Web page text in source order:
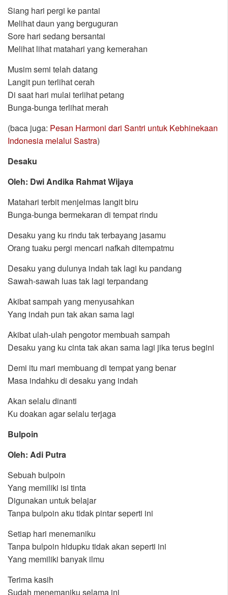
Siang hari pergi ke pantai
Melihat daun yang berguguran
Sore hari sedang bersantai
Melihat lihat matahari yang kemerahan
Musim semi telah datang
Langit pun terlihat cerah
Di saat hari mulai terlihat petang
Bunga-bunga terlihat merah
(baca juga: Pesan Harmoni dari Santri untuk Kebhinekaan
Indonesia melalui Sastra)
Desaku
Oleh: Dwi Andika Rahmat Wijaya
Matahari terbit menjelmas langit biru
Bunga-bunga bermekaran di tempat rindu
Desaku yang ku rindu tak terbayang jasamu
Orang tuaku pergi mencari nafkah ditempatmu
Desaku yang dulunya indah tak lagi ku pandang
Sawah-sawah luas tak lagi terpandang
Akibat sampah yang menyusahkan
Yang indah pun tak akan sama lagi
Akibat ulah-ulah pengotor membuah sampah
Desaku yang ku cinta tak akan sama lagi jika terus begini
Demi itu mari membuang di tempat yang benar
Masa indahku di desaku yang indah
Akan selalu dinanti
Ku doakan agar selalu terjaga
Bulpoin
Oleh: Adi Putra
Sebuah bulpoin
Yang memiliki isi tinta
Digunakan untuk belajar
Tanpa bulpoin aku tidak pintar seperti ini
Setiap hari menemaniku
Tanpa bulpoin hidupku tidak akan seperti ini
Yang memiliki banyak ilmu
Terima kasih
Sudah menemaniku selama ini